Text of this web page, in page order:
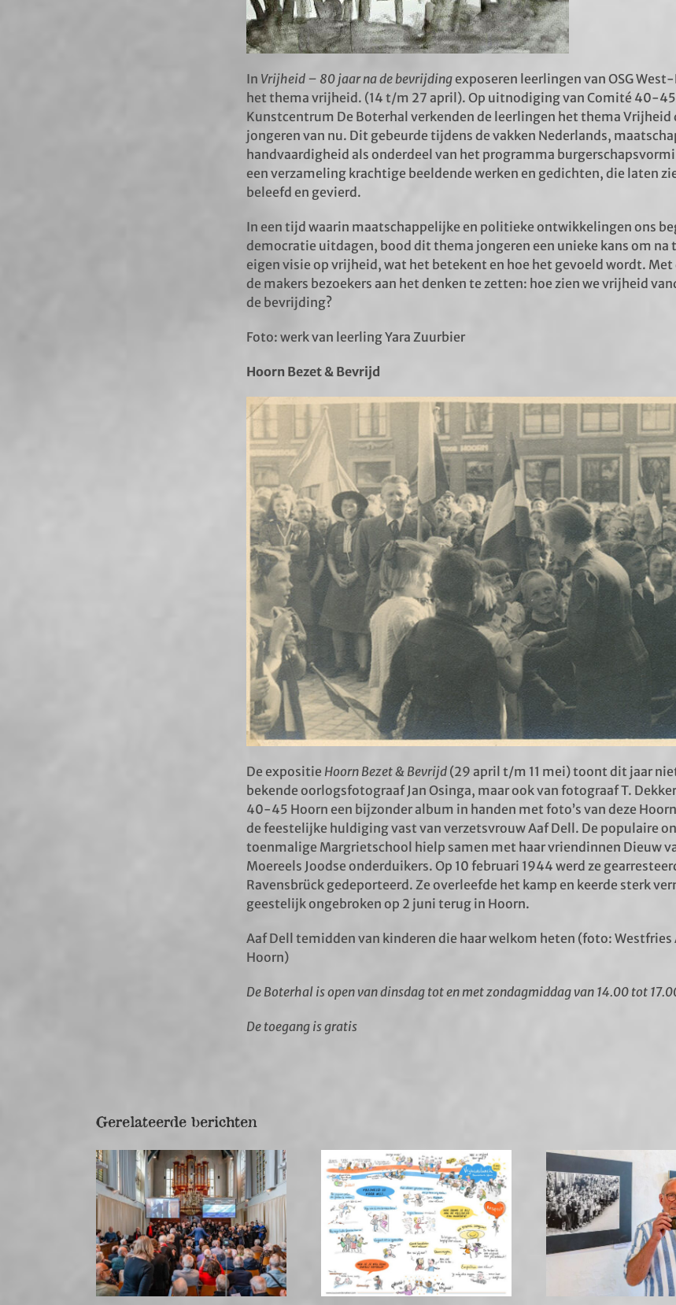
In Vrijheid – 80 jaar na de bevrijdingexposeren leerlingen van OSG
het thema vrijheid. (14 t/m 27 april). Op uitnodiging van Comité 40-45
Kunstcentrum De Boterhal verkenden de leerlingen het thema Vrijheid
jongeren van nu. Dit gebeurde tijdens de vakken Nederlands,
handvaardigheid als onderdeel van het programma
een verzameling krachtige beeldende werken en gedichten, die laten
beleefd en gevierd.
In een tijd waarin maatschappelijke en politieke ontwikkelingen ons
democratie uitdagen, bood dit thema jongeren een unieke kans om na
eigen visie op vrijheid, wat het betekent en hoe het gevoeld wordt.
de makers bezoekers aan het denken te zetten: hoe zien we vrijheid
de bevrijding?
Foto: werk van leerling Yara Zuurbier
Hoorn Bezet & Bevrijd
De expositie Hoorn Bezet & Bevrijd(29 april t/m 11 mei) toont dit jaar
bekende oorlogsfotograaf Jan Osinga, maar ook van fotograaf T.
40-45 Hoorn een bijzonder album in handen met foto’s van deze
de feestelijke huldiging vast van verzetsvrouw Aaf Dell. De populaire
toenmalige Margrietschool hielp samen met haar vriendinnen Dieuw
Moereels Joodse onderduikers. Op 10 februari 1944 werd ze
Ravensbrück gedeporteerd. Ze overleefde het kamp en keerde sterk
geestelijk ongebroken op 2 juni terug in Hoorn.
Aaf Dell temidden van kinderen die haar welkom heten (foto: Westfries
Hoorn)
De Boterhal is open van dinsdag tot en met zondagmiddag van 14.00 tot
De toegang is gratis
Gerelateerde berichten